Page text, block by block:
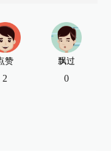
赞
2
飘过
0